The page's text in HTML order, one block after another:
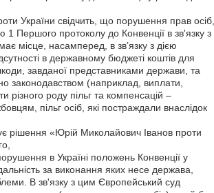
України свідчить, що порушення прав осіб,
Першого протоколу до Конвенції в зв'язку з
місце, насамперед, в зв’язку з дією
в державному бюджеті коштів для
завданої представниками держави, та
законодавством (наприклад, виплати,
різного роду пільг та компенсацій –
пільг осіб, які постраждали внаслідок
рішення «Юрій Миколайович Іванов проти
в Україні положень Конвенції у
за виконання яких несе держава,
В зв'язку з цим Європейський суд